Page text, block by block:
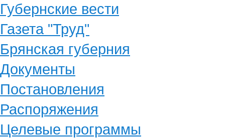
Губернские вести
Газета "Труд"
Брянская губерния
Документы
Постановления
Распоряжения
Целевые программы